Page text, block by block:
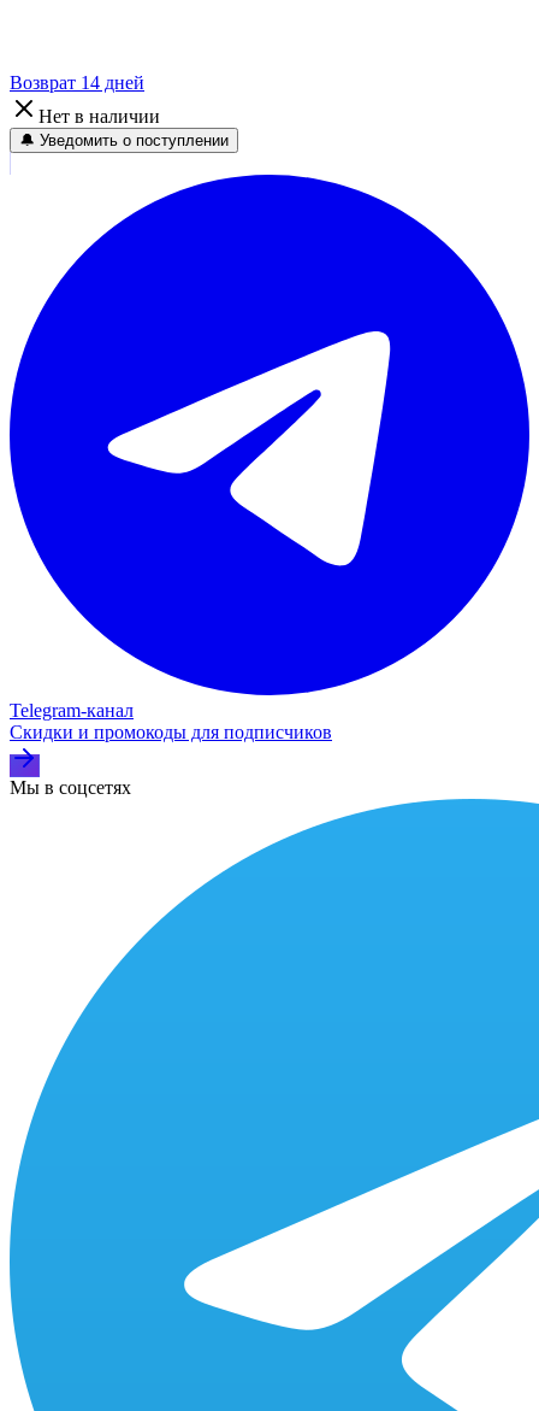
Возврат 14 дней
Нет в наличии
🔔 Уведомить о поступлении
Telegram‑канал
Скидки и промокоды для подписчиков
Мы в соцсетях